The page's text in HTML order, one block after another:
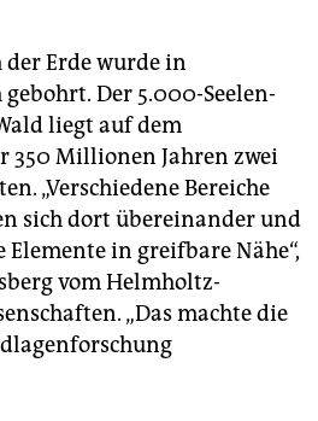
Bereich des Mantels ist um die
Asthenosphäre genannt.
die um die 200
Sie umfasst die festere
und die Erdkruste.
Hülle der Erde ist nur 5 bis 70
hauptsächlich aus
weniger Eisen und
Aluminium und anderen
der Erde wurde in
Der 5.000-Seelen-
liegt auf dem
350 Millionen Jahren zwei
„Verschiedene Bereiche
sich dort übereinander und
in greifbare Nähe“,
vom Helmholtz-
„Das machte die